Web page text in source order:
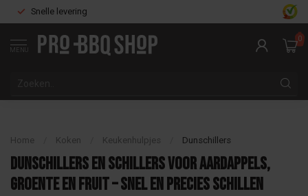
Snelle levering
MENU
0
Home Koken Keukenhulpjes Dunschillers
Dunschillers en schillers voor aardappels,
groente en fruit – snel en precies schillen